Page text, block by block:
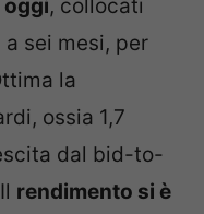
oggi, collocati
sei mesi, per
la
ossia 1,7
dal bid-to-
rendimento si è